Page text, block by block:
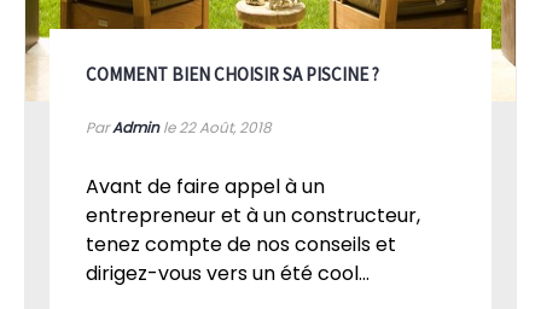
COMMENT BIEN CHOISIR SA PISCINE ?
ParAdminle 22Août, 2018
Avant de faire appel à un
entrepreneur et à un constructeur,
tenez compte de nos conseils et
dirigez-vous vers un été cool...